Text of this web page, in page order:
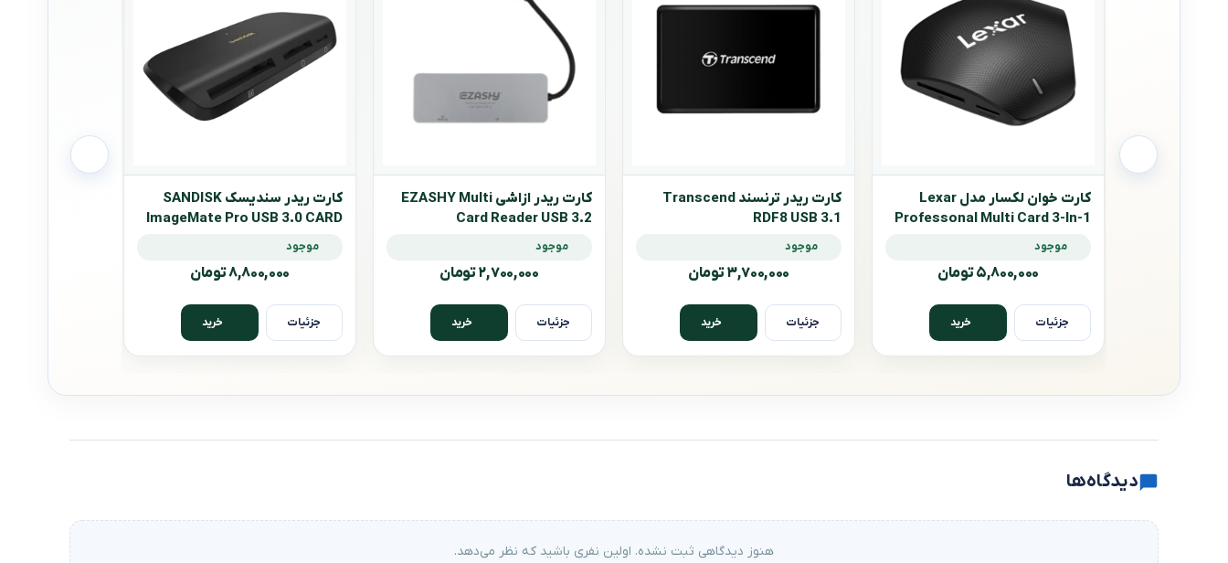
کارت خوان لکسار مدل Lexar
Professonal Multi Card 3-In-1
USB 3.1 Reader
موجود
۵,۸۰۰,۰۰۰ تومان
جزئیات خرید
کارت ریدر ترنسند Transcend
RDF8 USB 3.1
موجود
۳,۷۰۰,۰۰۰ تومان
جزئیات خرید
کارت ریدر ازاشی EZASHY Multi
Card Reader USB 3.2
موجود
۲,۷۰۰,۰۰۰ تومان
جزئیات خرید
کارت ریدر سندیسک SANDISK
ImageMate Pro USB 3.0 CARD
موجود
۸,۸۰۰,۰۰۰ تومان
جزئیات خرید
دیدگاه‌ها
هنوز دیدگاهی ثبت نشده. اولین نفری باشید که نظر می‌دهد.